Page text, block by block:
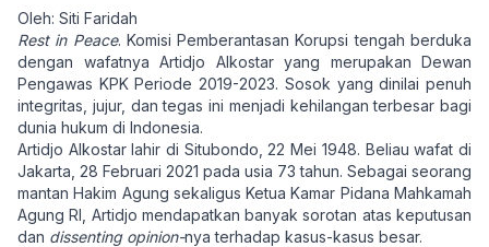
Oleh: Siti Faridah
Rest in Peace. Komisi Pemberantasan Korupsi tengah berduka
dengan wafatnya Artidjo Alkostar yang merupakan Dewan
Pengawas KPK Periode 2019-2023. Sosok yang dinilai penuh
integritas, jujur, dan tegas ini menjadi kehilangan terbesar bagi
dunia hukum di Indonesia.
Artidjo Alkostar lahir di Situbondo, 22 Mei 1948. Beliau wafat di
Jakarta, 28 Februari 2021 pada usia 73 tahun. Sebagai seorang
mantan Hakim Agung sekaligus Ketua Kamar Pidana Mahkamah
Agung RI, Artidjo mendapatkan banyak sorotan atas keputusan
dan dissenting opinion-nya terhadap kasus-kasus besar.